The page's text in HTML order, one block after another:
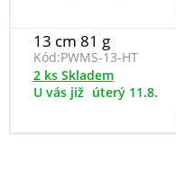
13 cm 81 g
Kód:PWMS-13-HT
2 ks Skladem
U vás již úterý 11.8.